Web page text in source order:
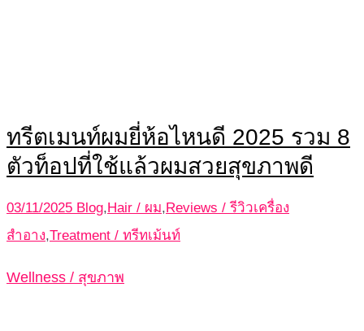
ทรีตเมนท์ผมยี่ห้อไหนดี 2025 รวม 8
ตัวท็อปที่ใช้แล้วผมสวยสุขภาพดี
03/11/2025 Blog, Hair / ผม, Reviews / รีวิวเครื่อง
สำอาง,Treatment / ทรีทเม้นท์
Wellness / สุขภาพ